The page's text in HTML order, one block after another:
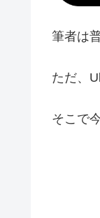
筆者は
ただ、
そこで